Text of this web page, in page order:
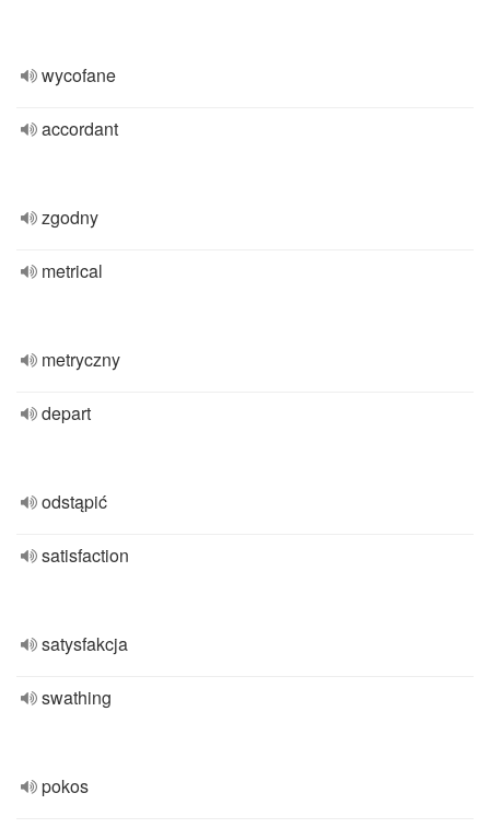
wycofane
accordant
zgodny
metrical
metryczny
depart
odstąpić
satisfaction
satysfakcja
swathing
pokos